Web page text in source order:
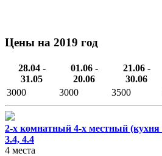
Цены на 2019 год
28.04 -
31.05
01.06 -
20.06
21.06 -
30.06
3000
3000 3500
2-х комнатный 4-х местный
3.4, 4.4
4 места